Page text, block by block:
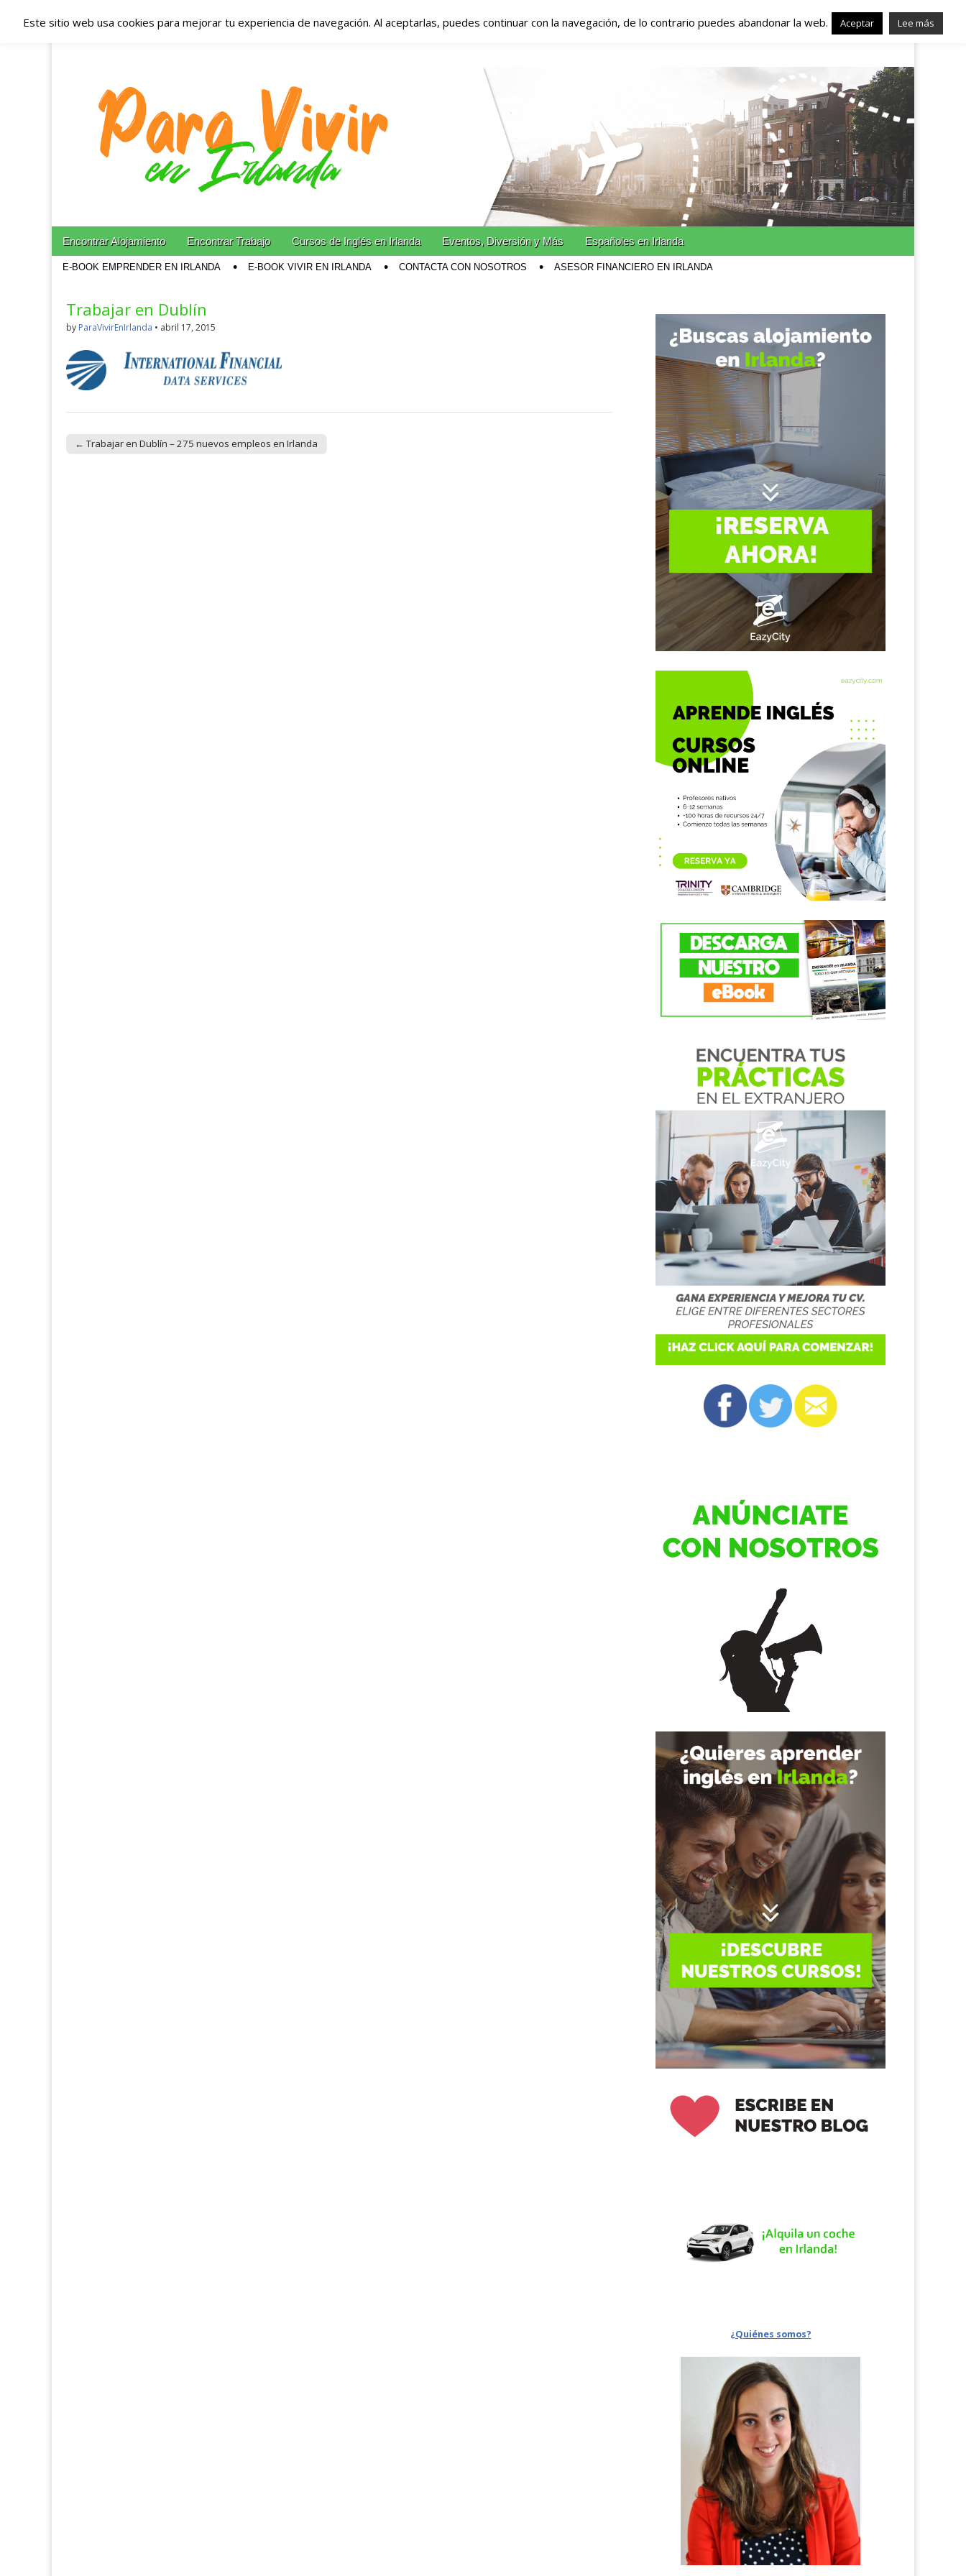
Españoles en Irlanda – Vivir en Irlanda – Trabajo en
Irlanda – Alojamiento en Irlanda
Blog dedicado a los que viven, estudian y trabajan en Irlanda!
Main menu
Skip to content
Encontrar Alojamiento Encontrar Trabajo Cursos de Inglés en Irlanda Eventos, Diversión y Más Españoles en Irlanda
E-BOOK EMPRENDER EN IRLANDA E-BOOK VIVIR EN IRLANDA CONTACTA CON NOSOTROS ASESOR FINANCIERO EN IRLANDA
Trabajar en Dublín
by ParaVivirEnIrlanda • abril 17, 2015
← Trabajar en Dublín – 275 nuevos empleos en Irlanda
¿Quiénes somos?
Este sitio web usa cookies para mejorar tu experiencia de navegación. Al aceptarlas, puedes continuar con la navegación, de lo contrario puedes abandonar la web. Aceptar Lee más